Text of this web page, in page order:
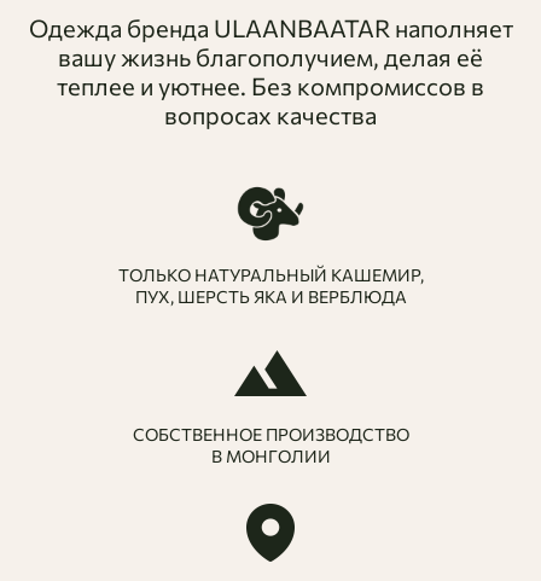
Одежда бренда ULAANBAATAR наполняет
вашу жизнь благополучием, делая её
теплее и уютнее. Без компромиссов в
вопросах качества
ТОЛЬКО НАТУРАЛЬНЫЙ КАШЕМИР,
ПУХ, ШЕРСТЬ ЯКА И ВЕРБЛЮДА
СОБСТВЕННОЕ ПРОИЗВОДСТВО
В МОНГОЛИИ